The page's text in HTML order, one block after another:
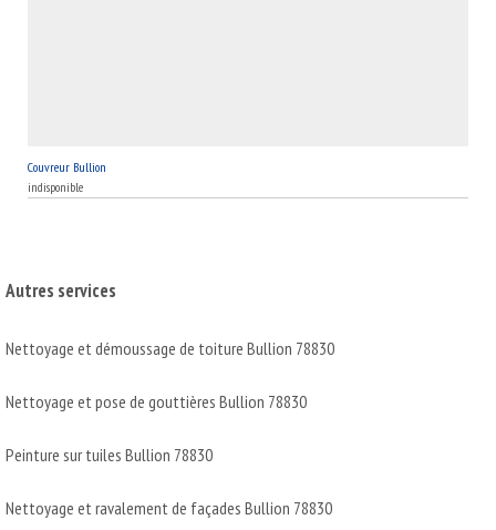
Couvreur Bullion
indisponible
Autres services
Nettoyage et démoussage de toiture Bullion 78830
Nettoyage et pose de gouttières Bullion 78830
Peinture sur tuiles Bullion 78830
Nettoyage et ravalement de façades Bullion 78830